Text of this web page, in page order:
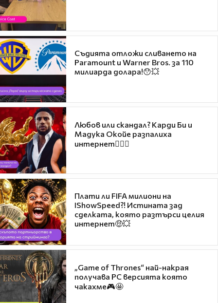
Съдията отложи сливането на
Paramount и Warner Bros. за 110
милиарда долара!😯💥
Любов или скандал? Карди Би и
Мадука Окойе разпалиха
интернет❤️‍🔥🔥
Плати ли FIFA милиони на
IShowSpeed?! Истината зад
сделката, която разтърси целия
интернет🤑💥
„Game of Thrones“ най-накрая
получава PC версията която
чакахме🎮🤩